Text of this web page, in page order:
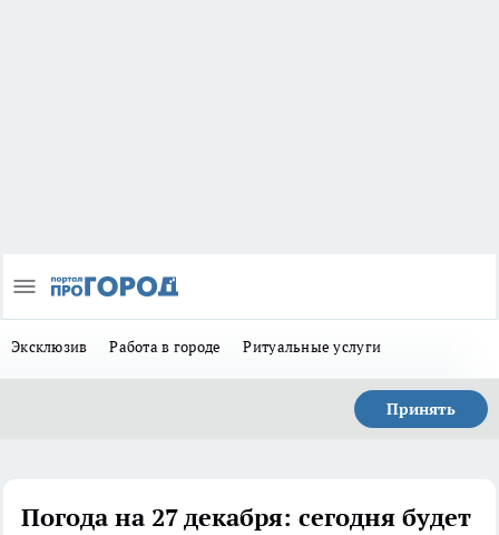
Эксклюзив Работа в городе Ритуальные услуги
Принять
Погода на 27 декабря: сегодня будет